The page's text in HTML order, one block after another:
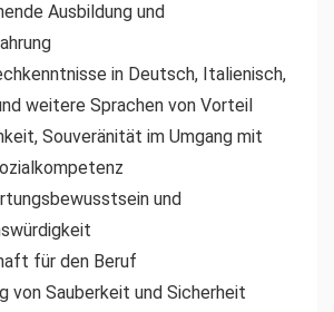
Ausbildung und
in Deutsch, Italienisch,
weitere Sprachen von Vorteil
Souveränität im Umgang mit
und
für den Beruf
von Sauberkeit und Sicherheit